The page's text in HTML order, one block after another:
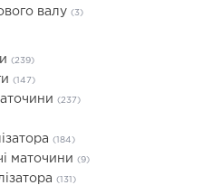
валу (3)
(239)
(147)
(237)
(184)
маточини (9)
(131)